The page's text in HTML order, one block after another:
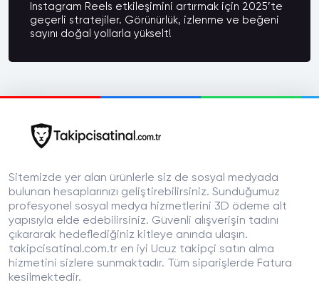
Instagram Reels etkileşimini artırmak için 2025’te
geçerli stratejiler. Görünürlük, izlenme ve beğeni
sayını doğal yollarla yükselt!
Sitemizde yer alan ürünlerle siz de sosyal medyada
bulunan hesaplarınızı geliştirebilirsiniz. Sunduğumuz
profesyonel sosyal medya hizmetlerini 3D ödeme alt
yapısıyla elde edebilirsiniz. Güvenli alışverişin tadını
çıkararak hedeflediğiniz kitleye anında ulaşın.
takipcisatinal.com.tr en iyi Ucuz takipçi satın alma
hizmetini sizlere sunmaktadır. Tüm siparişlerde Fatura
kesilmektedir.